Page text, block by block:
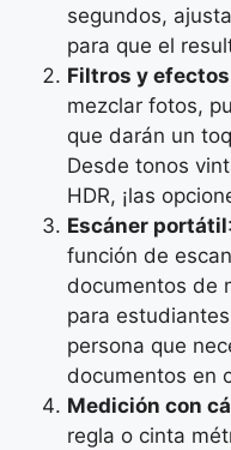
segundos,
para que el
Filtros y
mezclar fotos,
que darán un
Desde tonos
HDR, ¡las
Escáner portátil
función de
documentos de
para
persona que
documentos en
Medición con
regla o cinta